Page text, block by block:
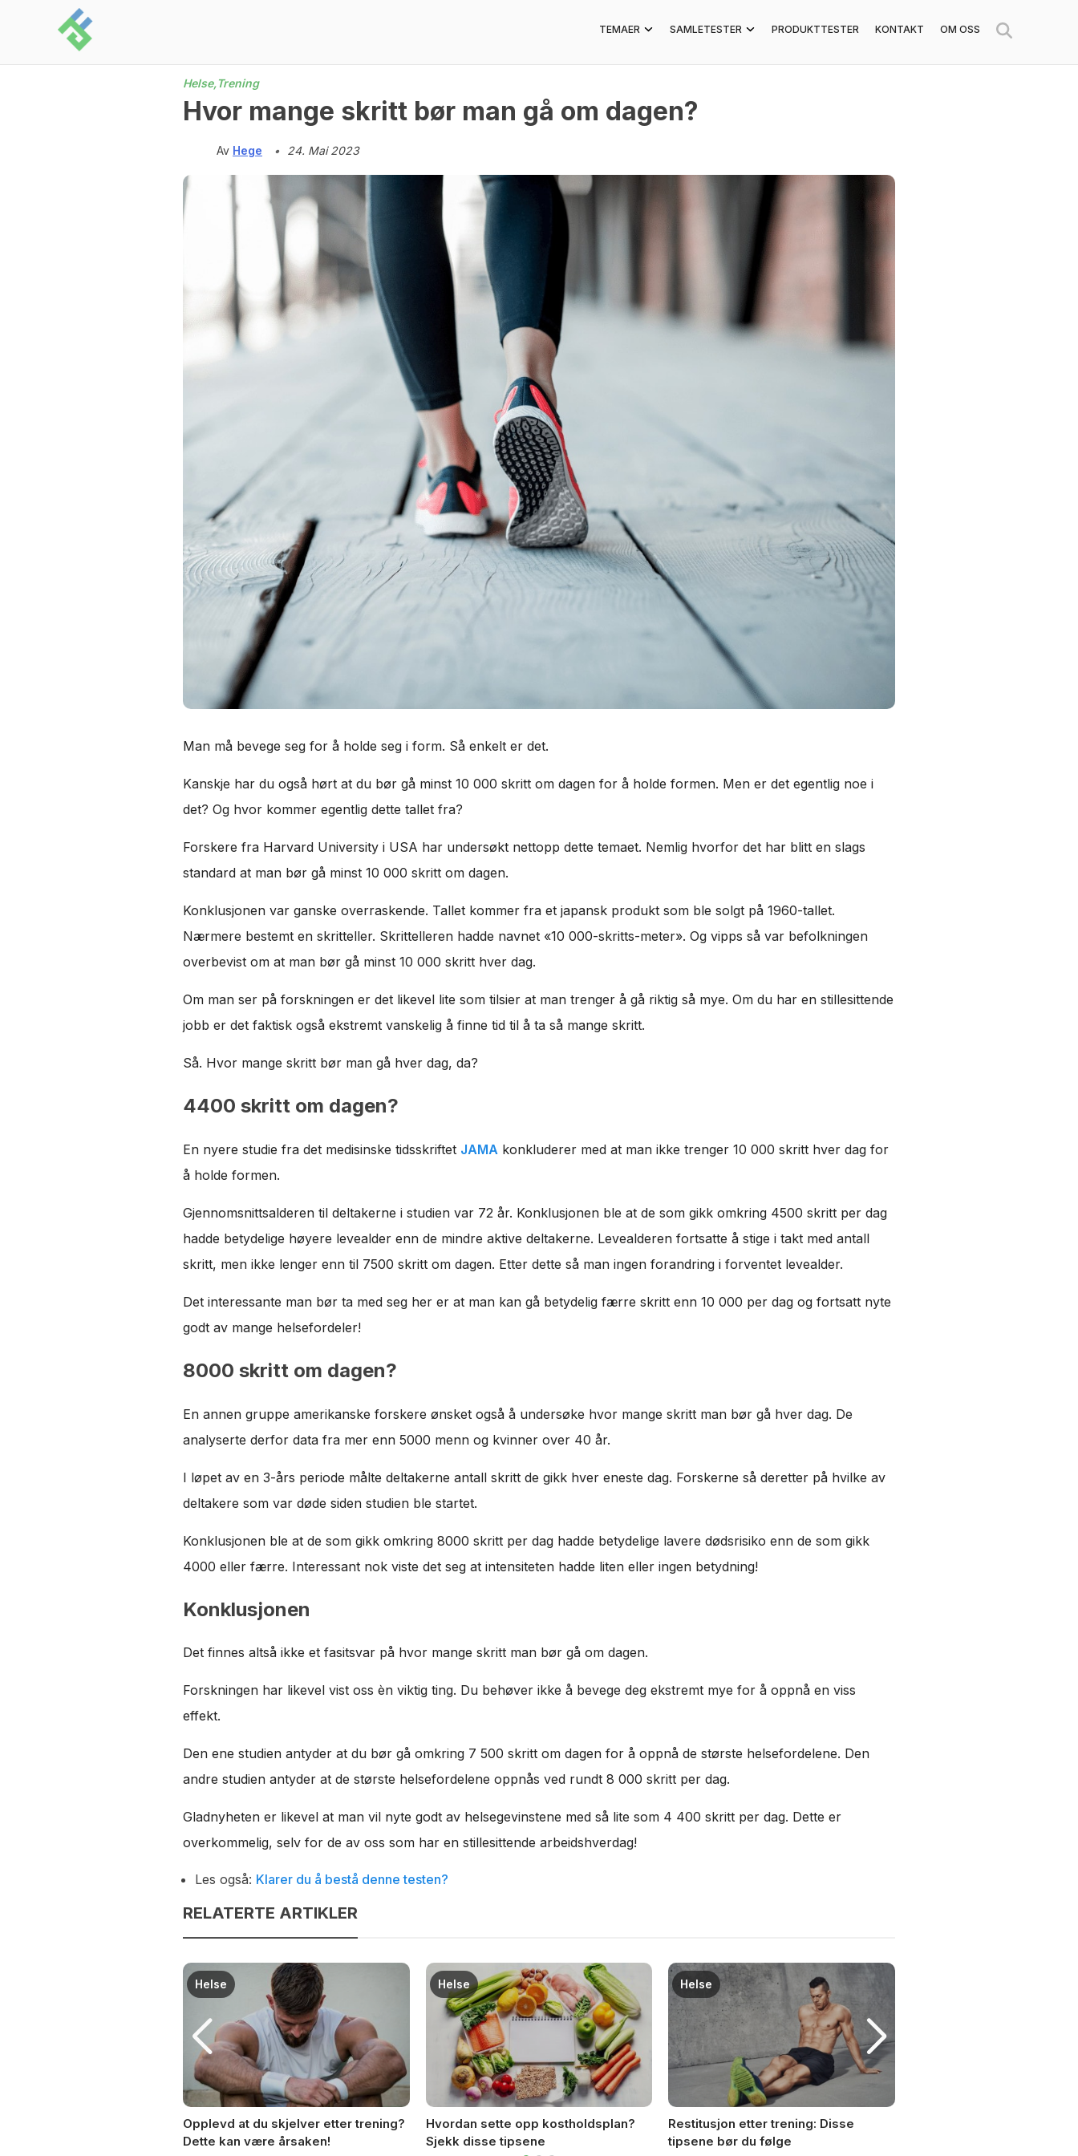
TEMAER SAMLETESTER PRODUKTTESTER KONTAKT OM OSS
Helse,Trening
Hvor mange skritt bør man gå om dagen?
Av Hege • 24. Mai 2023
Man må bevege seg for å holde seg i form. Så enkelt er det.
Kanskje har du også hørt at du bør gå minst 10 000 skritt om dagen for å holde formen. Men er det egentlig noe i
det? Og hvor kommer egentlig dette tallet fra?
Forskere fra Harvard University i USA har undersøkt nettopp dette temaet. Nemlig hvorfor det har blitt en slags
standard at man bør gå minst 10 000 skritt om dagen.
Konklusjonen var ganske overraskende. Tallet kommer fra et japansk produkt som ble solgt på 1960-tallet.
Nærmere bestemt en skritteller. Skrittelleren hadde navnet «10 000-skritts-meter». Og vipps så var befolkningen
overbevist om at man bør gå minst 10 000 skritt hver dag.
Om man ser på forskningen er det likevel lite som tilsier at man trenger å gå riktig så mye. Om du har en stillesittende
jobb er det faktisk også ekstremt vanskelig å finne tid til å ta så mange skritt.
Så. Hvor mange skritt bør man gå hver dag, da?
4400 skritt om dagen?
En nyere studie fra det medisinske tidsskriftet JAMA konkluderer med at man ikke trenger 10 000 skritt hver dag for
å holde formen.
Gjennomsnittsalderen til deltakerne i studien var 72 år. Konklusjonen ble at de som gikk omkring 4500 skritt per dag
hadde betydelige høyere levealder enn de mindre aktive deltakerne. Levealderen fortsatte å stige i takt med antall
skritt, men ikke lenger enn til 7500 skritt om dagen. Etter dette så man ingen forandring i forventet levealder.
Det interessante man bør ta med seg her er at man kan gå betydelig færre skritt enn 10 000 per dag og fortsatt nyte
godt av mange helsefordeler!
8000 skritt om dagen?
En annen gruppe amerikanske forskere ønsket også å undersøke hvor mange skritt man bør gå hver dag. De
analyserte derfor data fra mer enn 5000 menn og kvinner over 40 år.
I løpet av en 3-års periode målte deltakerne antall skritt de gikk hver eneste dag. Forskerne så deretter på hvilke av
deltakere som var døde siden studien ble startet.
Konklusjonen ble at de som gikk omkring 8000 skritt per dag hadde betydelige lavere dødsrisiko enn de som gikk
4000 eller færre. Interessant nok viste det seg at intensiteten hadde liten eller ingen betydning!
Konklusjonen
Det finnes altså ikke et fasitsvar på hvor mange skritt man bør gå om dagen.
Forskningen har likevel vist oss èn viktig ting. Du behøver ikke å bevege deg ekstremt mye for å oppnå en viss
effekt.
Den ene studien antyder at du bør gå omkring 7 500 skritt om dagen for å oppnå de største helsefordelene. Den
andre studien antyder at de største helsefordelene oppnås ved rundt 8 000 skritt per dag.
Gladnyheten er likevel at man vil nyte godt av helsegevinstene med så lite som 4 400 skritt per dag. Dette er
overkommelig, selv for de av oss som har en stillesittende arbeidshverdag!
Les også: Klarer du å bestå denne testen?
RELATERTE ARTIKLER
Opplevd at du skjelver etter trening?
Dette kan være årsaken!
Helse
Hvordan sette opp kostholdsplan?
Sjekk disse tipsene
Helse
Restitusjon etter trening: Disse
tipsene bør du følge
Helse